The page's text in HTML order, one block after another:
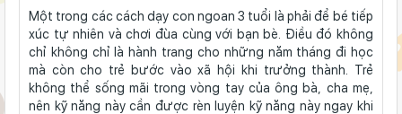
Một trong các cách dạy con ngoan 3 tuổi là phải để bé tiếp
xúc tự nhiên và chơi đùa cùng với bạn bè. Điều đó không
chỉ không chỉ là hành trang cho những năm tháng đi học
mà còn cho trẻ bước vào xã hội khi trưởng thành. Trẻ
không thể sống mãi trong vòng tay của ông bà, cha mẹ,
nên kỹ năng này cần được rèn luyện kỹ năng này ngay khi